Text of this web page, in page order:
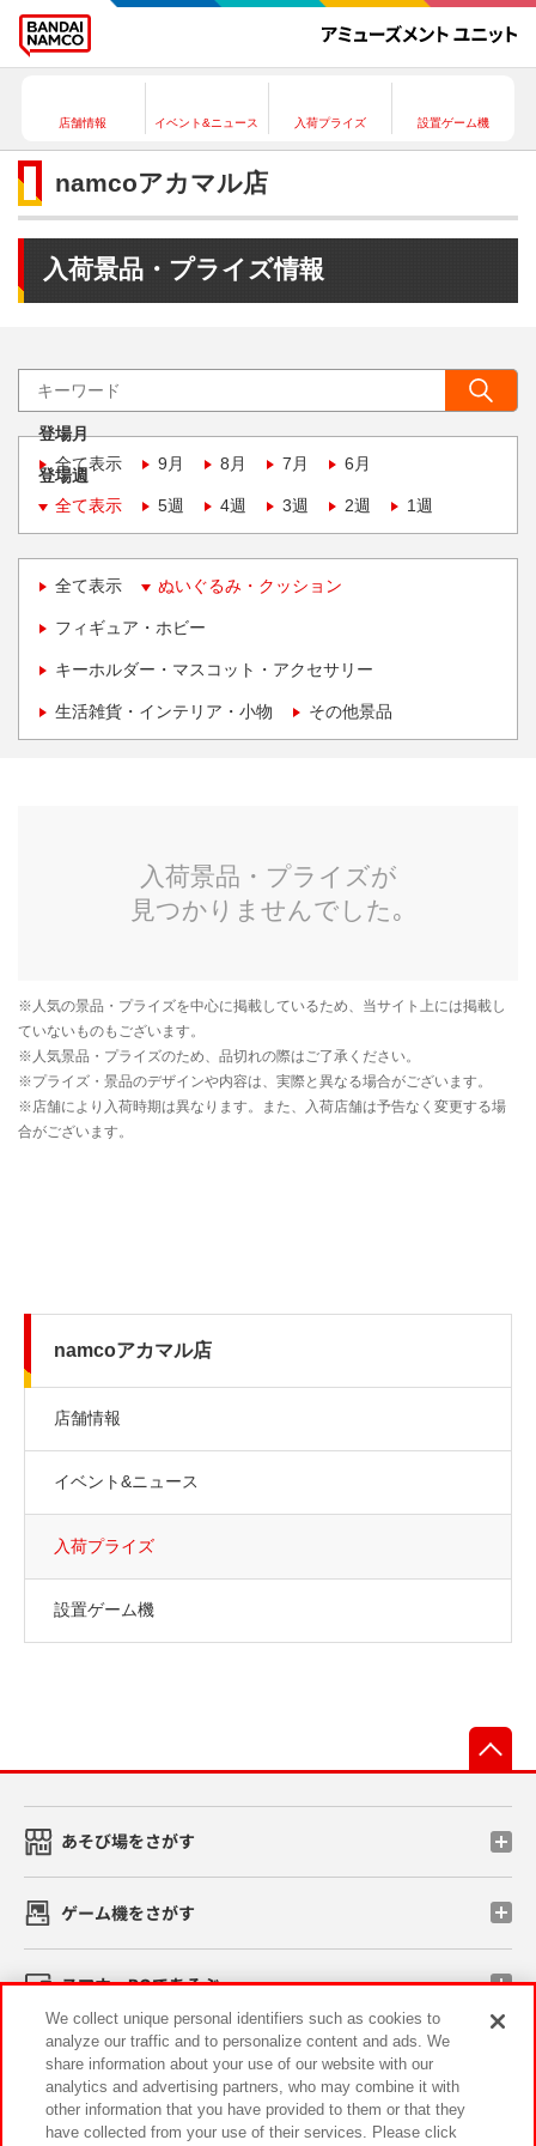
店舗情報 イベント&ニュース 入荷プライズ 設置ゲーム機
namcoアカマル店
入荷景品・プライズ情報
登場月
全て表示
9月 8月 7月 6月
登場週
全て表示
5週 4週 3週 2週 1週
全て表示 ぬいぐるみ・クッション
フィギュア・ホビー
キーホルダー・マスコット・アクセサリー
生活雑貨・インテリア・小物 その他景品
namcoアカマル店
店舗情報
イベント&ニュース
入荷プライズ
設置ゲーム機
あそび場をさがす
ゲーム機をさがす
スマホ・PCであそぶ
イベント・キャンペーン
We collect unique personal identifiers such as cookies to
analyze our traffic and to personalize content and ads. We
share information about your use of our website with our
analytics and advertising partners, who may combine it with
other information that you have provided to them or that they
have collected from your use of their services. Please click